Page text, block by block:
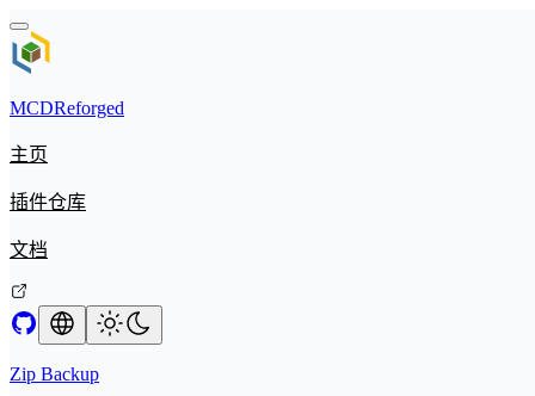
MCDReforged
主页
插件仓库
文档
Zip Backup